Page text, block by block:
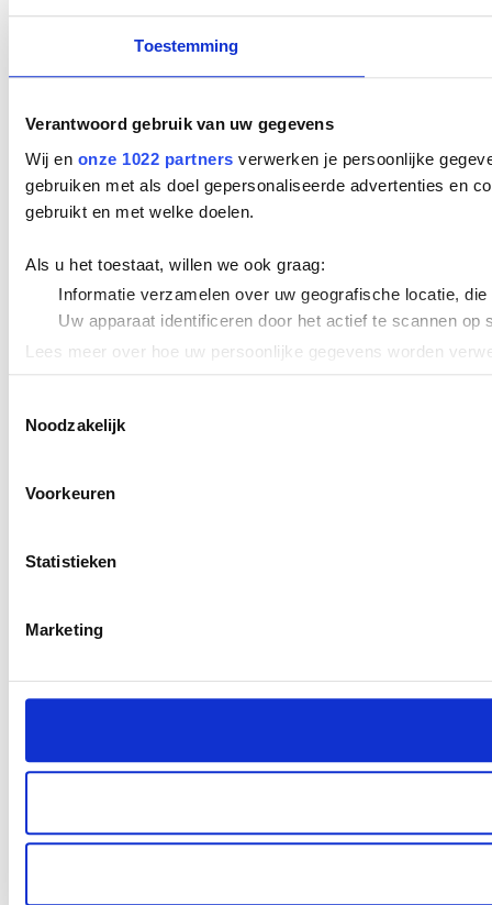
Toestemming
Verantwoord gebruik van uw gegevens
Wij en onze 1022 partners verwerken je persoonlijke
gebruiken met als doel gepersonaliseerde advertenties en
gebruikt en met welke doelen.
Als u het toestaat, willen we ook graag:
Informatie verzamelen over uw geografische locatie,
Uw apparaat identificeren door het actief te scannen op
Lees meer over hoe uw persoonlijke gegevens worden
We gebruiken cookies om content en advertenties te
verstrekt of die ze hebben verzameld op basis van uw
Noodzakelijk
Voorkeuren
Statistieken
Marketing